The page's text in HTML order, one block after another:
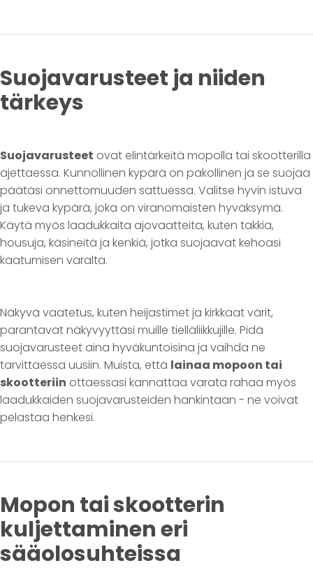
Suojavarusteet ja niiden
tärkeys
Suojavarusteet ovat elintärkeitä mopolla tai skootterilla
ajettaessa. Kunnollinen kypärä on pakollinen ja se suojaa
päätäsi onnettomuuden sattuessa. Valitse hyvin istuva
ja tukeva kypärä, joka on viranomaisten hyväksymä.
Käytä myös laadukkaita ajovaatteita, kuten takkia,
housuja, käsineitä ja kenkiä, jotka suojaavat kehoasi
kaatumisen varalta.
Näkyvä vaatetus, kuten heijastimet ja kirkkaat värit,
parantavat näkyvyyttäsi muille tielläliikkujille. Pidä
suojavarusteet aina hyväkuntoisina ja vaihda ne
tarvittaessa uusiin. Muista, että lainaa mopoon tai
skootteriin ottaessasi kannattaa varata rahaa myös
laadukkaiden suojavarusteiden hankintaan - ne voivat
pelastaa henkesi.
Mopon tai skootterin
kuljettaminen eri
sääolosuhteissa